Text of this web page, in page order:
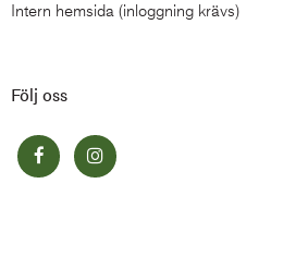
Intern hemsida (inloggning krävs)
Följ oss